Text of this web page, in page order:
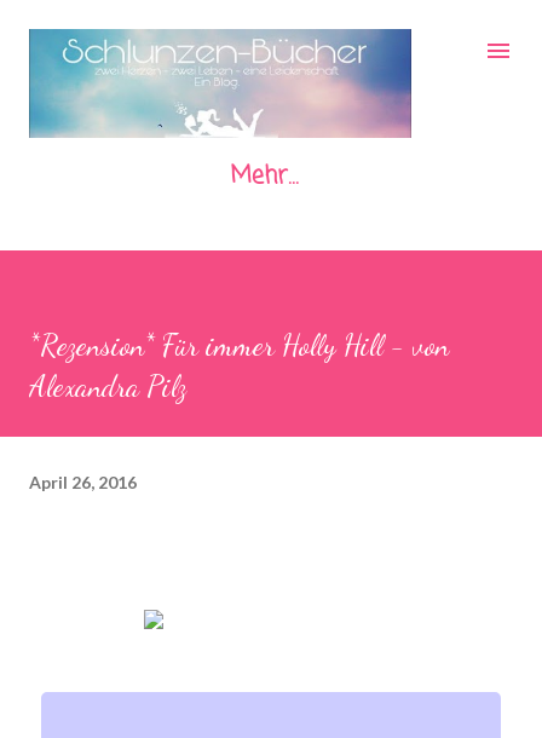
Direkt zum Hauptbereich
Mehr…
*Rezension* Für immer Holly Hill - von
Alexandra Pilz
April 26, 2016